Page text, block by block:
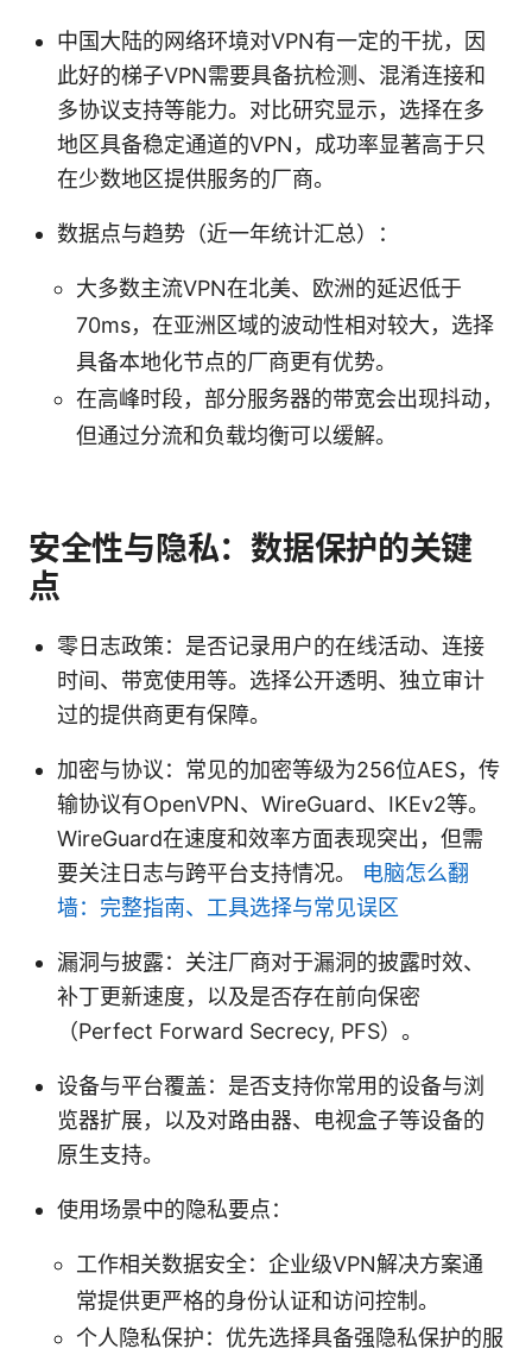
中国大陆的网络环境对VPN有一定的干扰，因
此好的梯子VPN需要具备抗检测、混淆连接和
多协议支持等能力。对比研究显示，选择在多
地区具备稳定通道的VPN，成功率显著高于只
在少数地区提供服务的厂商。
数据点与趋势（近一年统计汇总）：
大多数主流VPN在北美、欧洲的延迟低于
70ms，在亚洲区域的波动性相对较大，选择
具备本地化节点的厂商更有优势。
在高峰时段，部分服务器的带宽会出现抖动，
但通过分流和负载均衡可以缓解。
安全性与隐私：数据保护的关键
点
零日志政策：是否记录用户的在线活动、连接
时间、带宽使用等。选择公开透明、独立审计
过的提供商更有保障。
加密与协议：常见的加密等级为256位AES，传
输协议有OpenVPN、WireGuard、IKEv2等。
WireGuard在速度和效率方面表现突出，但需
要关注日志与跨平台支持情况。 电脑怎么翻
墙：完整指南、工具选择与常见误区
漏洞与披露：关注厂商对于漏洞的披露时效、
补丁更新速度，以及是否存在前向保密
（Perfect Forward Secrecy, PFS）。
设备与平台覆盖：是否支持你常用的设备与浏
览器扩展，以及对路由器、电视盒子等设备的
原生支持。
使用场景中的隐私要点：
工作相关数据安全：企业级VPN解决方案通
常提供更严格的身份认证和访问控制。
个人隐私保护：优先选择具备强隐私保护的服